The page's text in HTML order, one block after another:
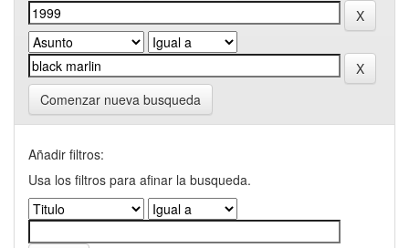
Comenzar nueva busqueda
Añadir filtros:
Usa los filtros para afinar la busqueda.